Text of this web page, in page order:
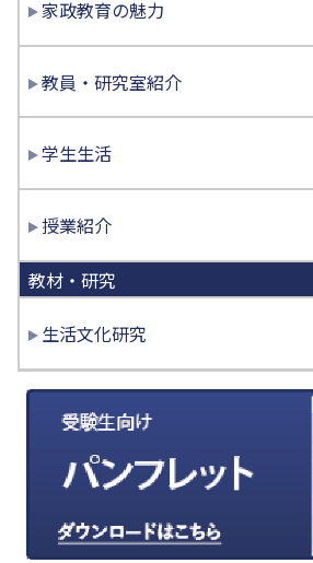
家政教育の魅力
教員・研究室紹介
学生生活
授業紹介
教材・研究
生活文化研究